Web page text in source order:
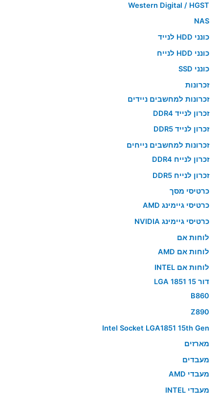
Western Digital / HGST
NAS
כונני HDD לנייד
כונני HDD לנייח
כונני SSD
זכרונות
זכרונות למחשבים ניידים
זכרון לנייד DDR4
זכרון לנייד DDR5
זכרונות למחשבים נייחים
זכרון לנייח DDR4
זכרון לנייח DDR5
כרטיסי מסך
כרטיסי גיימינג AMD
כרטיסי גיימינג NVIDIA
לוחות אם
לוחות אם AMD
לוחות אם INTEL
דור 15 LGA 1851
B860
Z890
Intel Socket LGA1851 15th Gen
מארזים
מעבדים
מעבדי AMD
מעבדי INTEL